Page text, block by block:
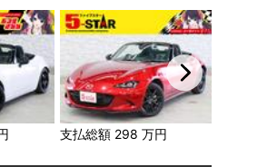
支払総額 298 万円